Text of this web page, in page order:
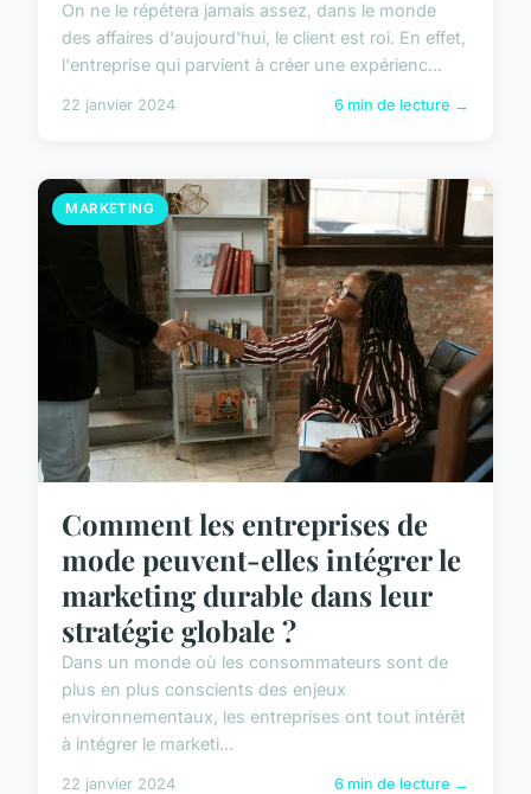
On ne le répétera jamais assez, dans le monde
des affaires d'aujourd'hui, le client est roi. En effet,
l'entreprise qui parvient à créer une expérienc...
22 janvier 2024 6 min de lecture →
MARKETING
Comment les entreprises de
mode peuvent-elles intégrer le
marketing durable dans leur
stratégie globale ?
Dans un monde où les consommateurs sont de
plus en plus conscients des enjeux
environnementaux, les entreprises ont tout intérêt
à intégrer le marketi...
22 janvier 2024 6 min de lecture →